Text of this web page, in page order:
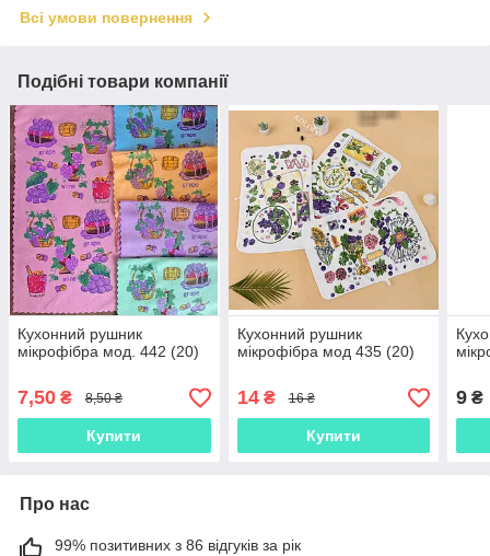
Всі умови повернення
Подібні товари компанії
Кухонний рушник
мікрофібра мод. 442 (20)
7,50 ₴ 8,50 ₴
Купити
Кухонний рушник
мікрофібра мод 435 (20)
14₴ 16 ₴
Купити
9 ₴
Про нас
99% позитивних з 86 відгуків за рік